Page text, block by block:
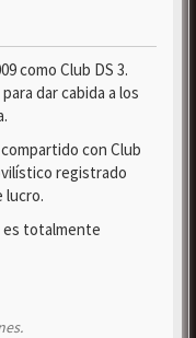
como Club DS 3.
dar cabida a los
con Club
registrado
lucro.
es totalmente